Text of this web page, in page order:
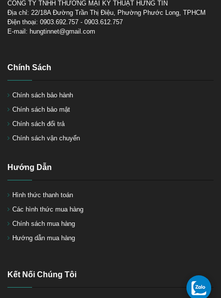
CÔNG TY TNHH THƯƠNG MẠI KỸ THUẬT HƯNG TÍN
Địa chỉ: 22/18A Đường Trần Thị Điệu, Phường Phước Long, TPHCM
Điện thoại: 0903.692.757 - 0903.612.757
E-mail: hungtinnet@gmail.com
Chính Sách
Chính sách bảo hành
Chính sách bảo mật
Chính sách đổi trả
Chính sách vận chuyển
Hướng Dẫn
Hình thức thanh toán
Các hình thức mua hàng
Chính sách mua hàng
Hướng dẫn mua hàng
Kết Nối Chúng Tôi